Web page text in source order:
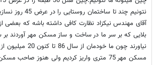
نتونیم چند تا
آقای مهندس نیکزاد نظارت کافی داشته باشه که بعضی
بلایی که بر سر ما در ساخت و ساز مسکن مهر آوردند بر
نیاورند چون ما
مسکن مهر 75 متری واريز کرديم ولی هنوز صاحب